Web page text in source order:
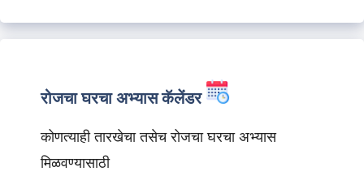
रोजचा घरचा अभ्यास कॅलेंडर
कोणत्याही तारखेचा तसेच रोजचा घरचा अभ्यास
मिळवण्यासाठी